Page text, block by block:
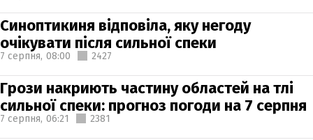
Синоптикиня відповіла, яку негоду
очікувати після сильної спеки
7 серпня, 08:00 2427
Грози накриють частину областей на тлі
сильної спеки: прогноз погоди на 7 серпня
7 серпня, 06:21 2381